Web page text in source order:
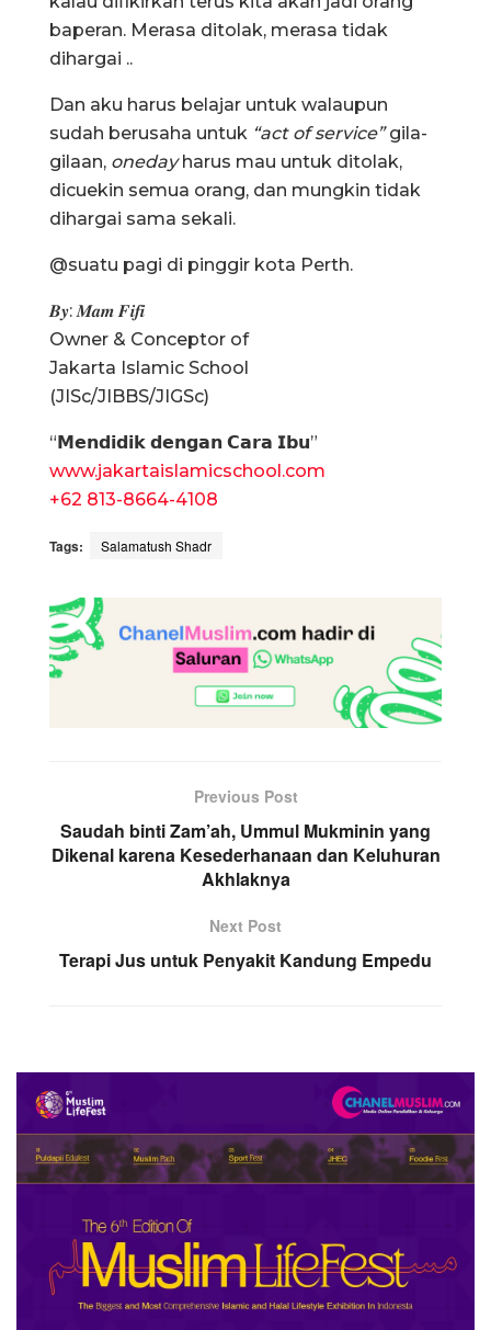
baperan. Merasa ditolak, merasa tidak
dihargai ..
Dan aku harus belajar untuk walaupun
sudah berusaha untuk “act of service”gila-
gilaan, onedayharus mau untuk ditolak,
dicuekin semua orang, dan mungkin tidak
dihargai sama sekali.
@suatu pagi di pinggir kota Perth.
𝑩𝒚: 𝑴𝒂𝒎 𝑭𝒊𝒇𝒊
Owner & Conceptor of
Jakarta Islamic School
(JISc/JIBBS/JIGSc)
“𝗠𝗲𝗻𝗱𝗶𝗱𝗶𝗸 𝗱𝗲𝗻𝗴𝗮𝗻 𝗖𝗮𝗿𝗮 𝗜𝗯𝘂”
www.jakartaislamicschool.com
+62 813-8664-4108
Tags: Salamatush Shadr
Previous Post
Saudah binti Zam’ah, Ummul Mukminin yang
Dikenal karena Kesederhanaan dan Keluhuran
Akhlaknya
Next Post
Terapi Jus untuk Penyakit Kandung Empedu